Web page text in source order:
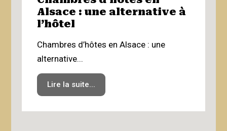
Alsace : une alternative à
l’hôtel
Chambres d’hôtes en Alsace : une
alternative...
Lire la suite...